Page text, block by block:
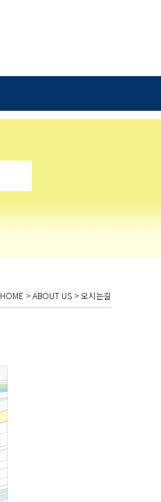
HOME > ABOUT US > 오시는길